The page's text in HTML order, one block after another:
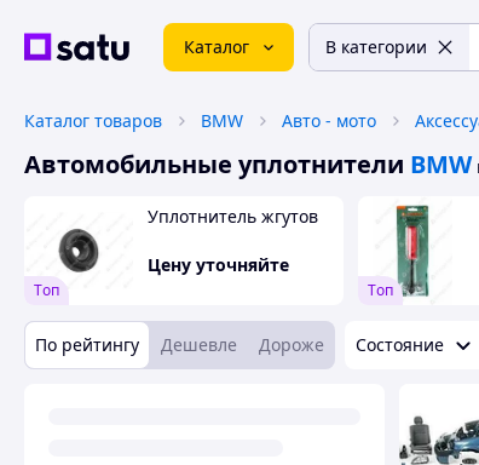
Каталог В категории
Каталог товаров BMW Авто - мото
Автомобильные уплотнители BMW
Tоп
Уплотнитель жгутов
Цену уточняйте
Tоп
По рейтингу Дешевле Дороже Состояние